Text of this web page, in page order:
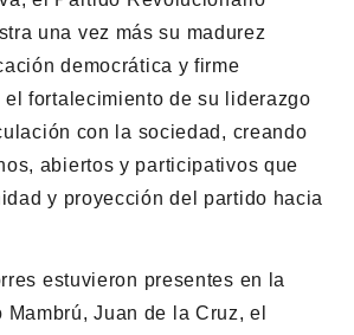
una vez más su madurez
democrática y firme
el fortalecimiento de su liderazgo
con la sociedad, creando
abiertos y participativos que
y proyección del partido hacia
estuvieron presentes en la
Juan de la Cruz, el